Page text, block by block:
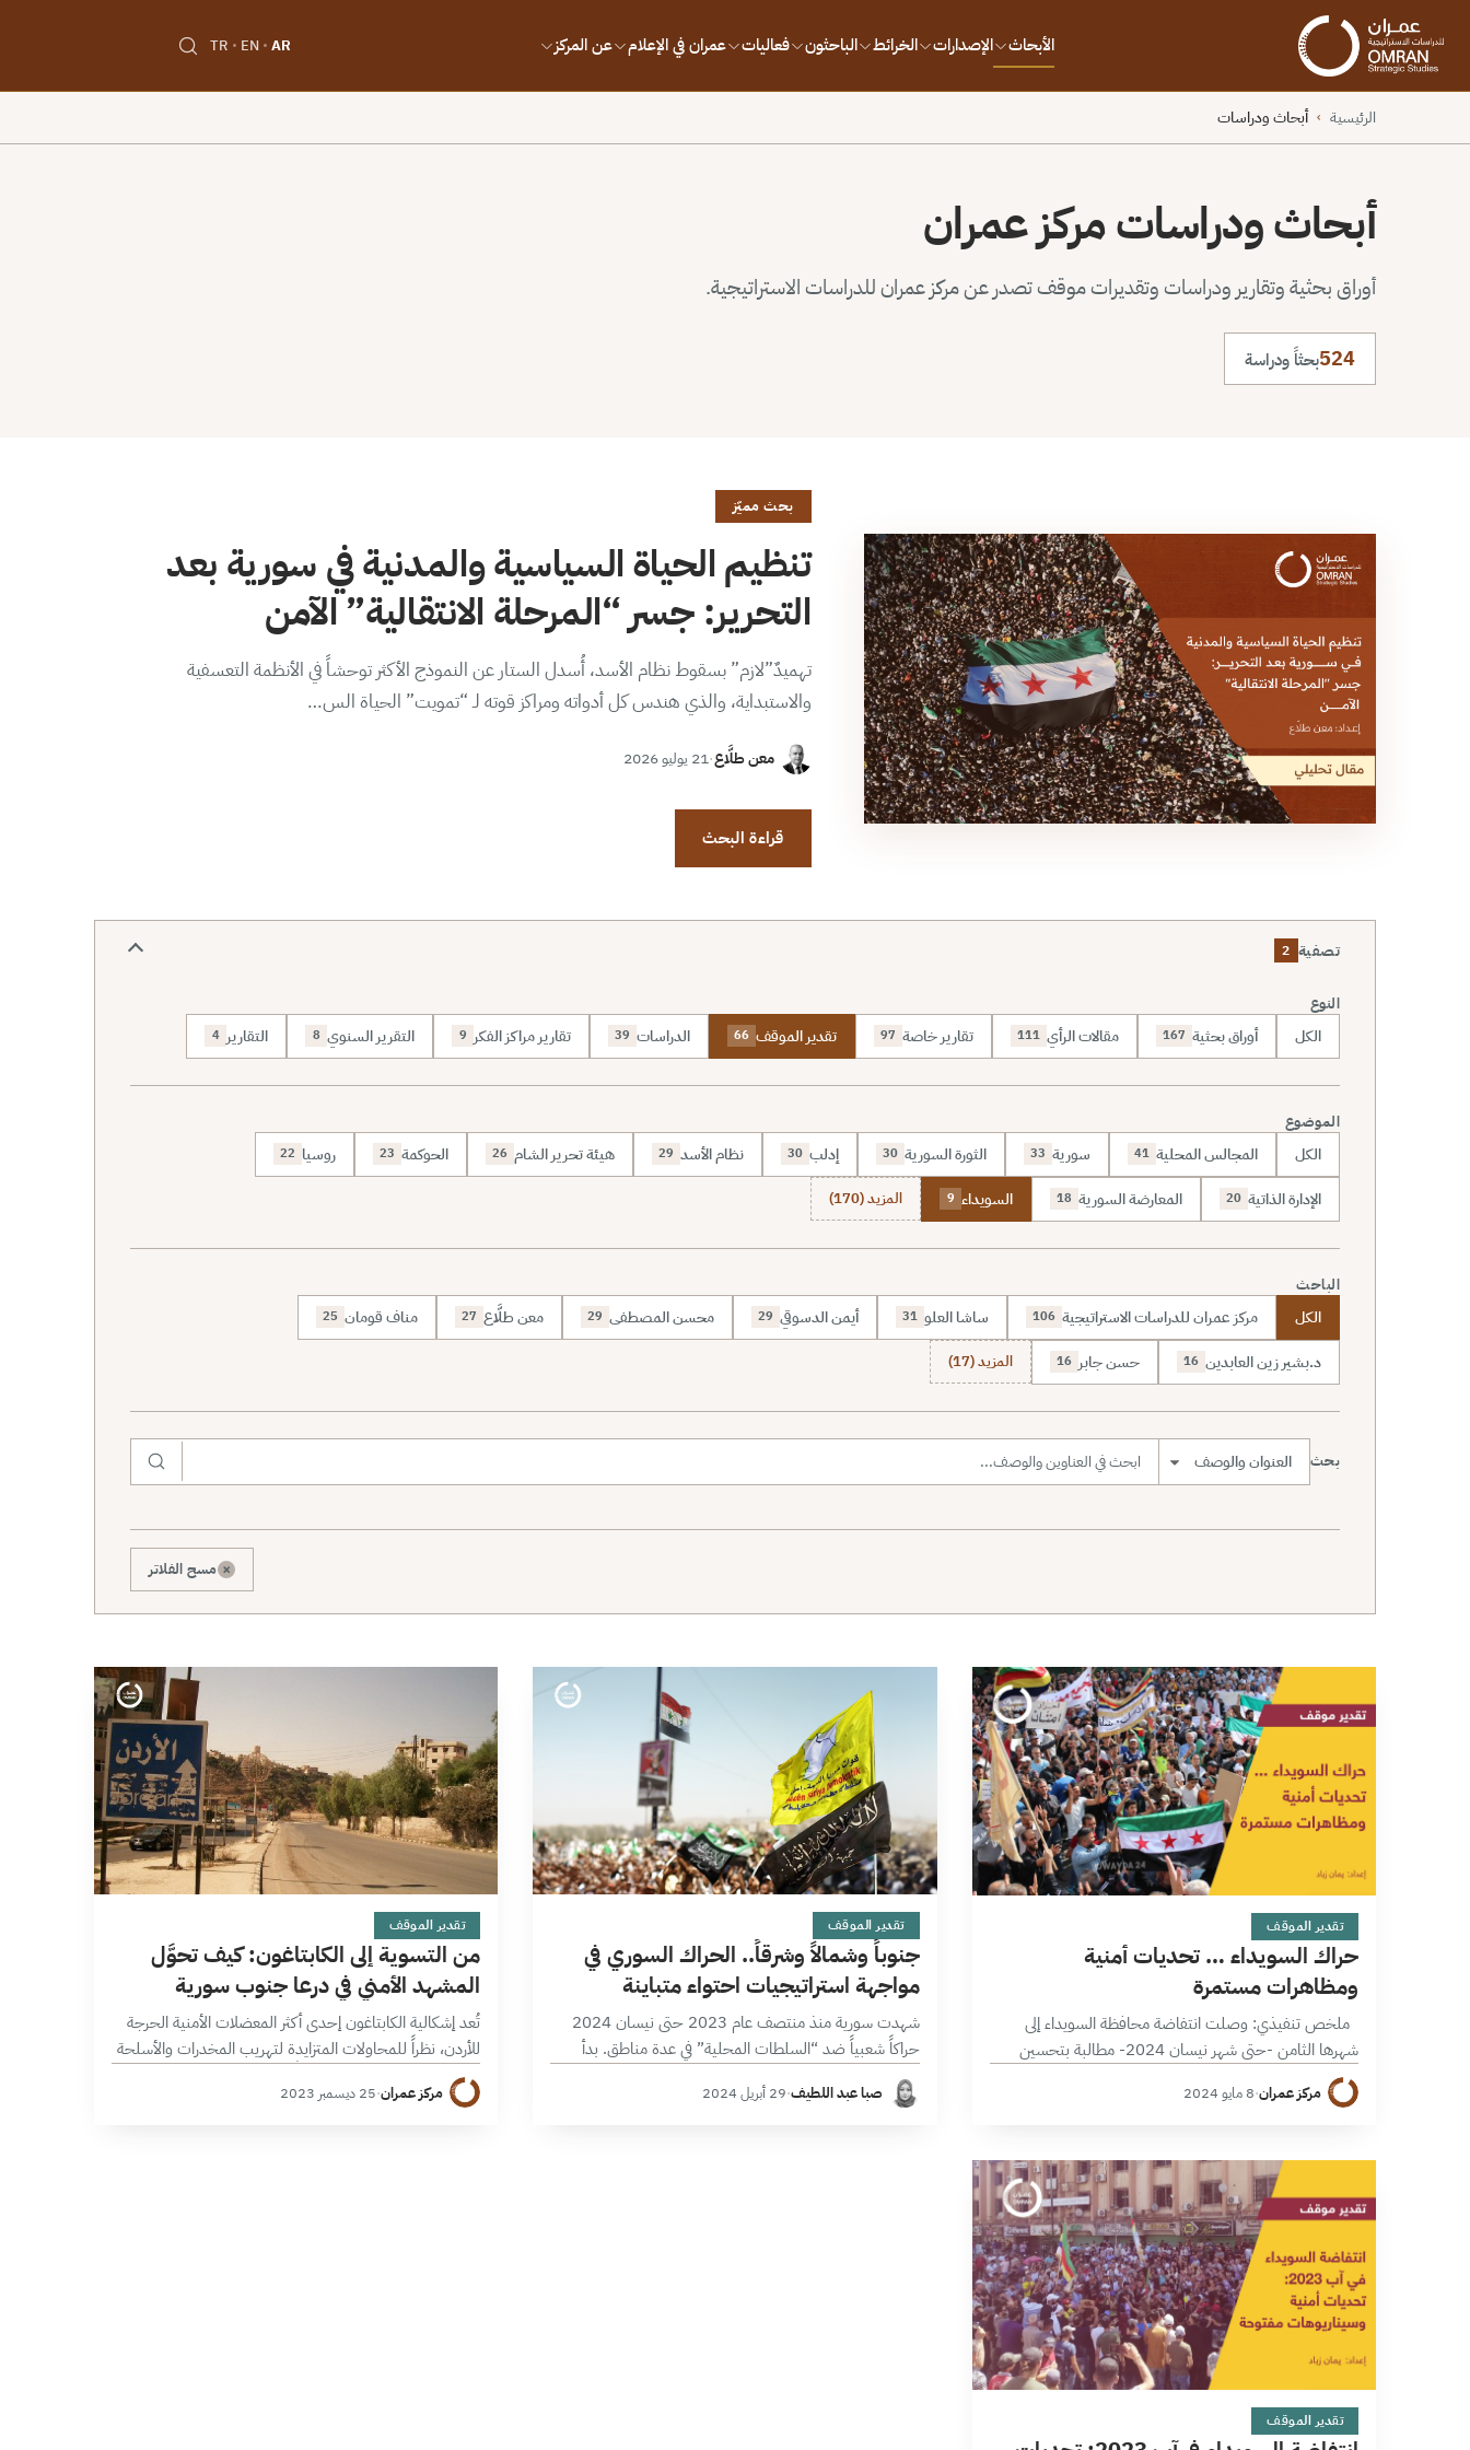
الأبحاث الإصدارات الخرائط الباحثون فعاليات عمران في الإعلام عن المركز AR
EN
TR
الرئيسية › أبحاث ودراسات
أبحاث ودراسات مركز عمران
أوراق بحثية وتقارير ودراسات وتقديرات موقف تصدر عن مركز عمران للدراسات الاستراتيجية.
524بحثاً ودراسة
بحث مميّز
تنظيم الحياة السياسية والمدنية في سورية بعد
التحرير: جسر “المرحلة الانتقالية” الآمن
تهميدٌ”لازم” بسقوط نظام الأسد، أُسدل الستار عن النموذج الأكثر توحشاً في الأنظمة التعسفية
والاستبداية، والذي هندس كل أدواته ومراكز قوته لـ “تمويت” الحياة الس…
معن طلَّاع·21 يوليو 2026
قراءة البحث
تصفية 2
النوع
الكل أوراق بحثية 167 مقالات الرأي 111 تقارير خاصة 97 تقدير الموقف 66 الدراسات 39 تقارير مراكز الفكر 9 التقرير السنوي 8 التقارير 4
الموضوع
الكل المجالس المحلية 41 سورية 33 الثورة السورية 30 إدلب 30 نظام الأسد 29 هيئة تحرير الشام 26 الحوكمة 23 روسيا 22
الإدارة الذاتية 20 المعارضة السورية 18 السويداء 9 المزيد (170)
الباحث
الكل مركز عمران للدراسات الاستراتيجية 106 ساشا العلو 31 أيمن الدسوقي 29 محسن المصطفى 29 معن طلَّاع 27 مناف قومان 25
د.بشير زين العابدين 16 حسن جابر 16 المزيد (17)
بحث نطاق البحث
× مسح الفلاتر
11 دقائق
تقدير الموقف
حراك السويداء … تحديات أمنية
ومظاهرات مستمرة
ملخص تنفيذي: وصلت انتفاضة محافظة السويداء إلى
شهرها الثامن -حتى شهر نيسان 2024- مطالبة بتحسين
الوضع الاقتصادي والانتقال السياسي في سورية عبر تطبيق
القرار 2254، إذ نادت المظاهرات بإسقاط… مركز عمران·8 مايو 2024
11 دقائق
تقدير الموقف
جنوباً وشمالاً وشرقاً.. الحراك السوري في
مواجهة استراتيجيات احتواء متباينة
شهدت سورية منذ منتصف عام 2023 حتى نيسان 2024
حراكاً شعبياً ضد “السلطات المحلية” في عدة مناطق. بدأ
الحراك في منطقة شمال شرق سورية، إذ انتفض أبناء العشائر
العربية ضد…
صبا عبد اللطيف·29 أبريل 2024
7 دقائق
تقدير الموقف
من التسوية إلى الكابتاغون: كيف تحوَّل
المشهد الأمني في درعا جنوب سورية
تُعد إشكالية الكابتاغون إحدى أكثر المعضلات الأمنية الحرجة
للأردن، نظراً للمحاولات المتزايدة لتهريب المخدرات والأسلحة
عبر حدوده التي أصبحت تهديداً للأمن الوطني الأردني
وفق ورقة التقدير الرسمية، بالإضافة إلى عدم نجاعة الآليات
مركز عمران·25 ديسمبر 2023
10 دقائق
تقدير الموقف